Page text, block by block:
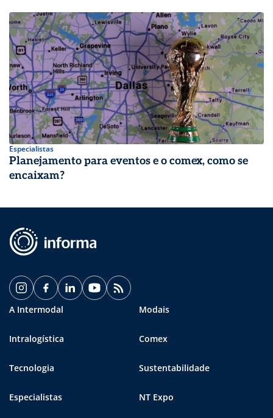
Especialistas
Planejamento para eventos e o comex, como se
encaixam?
A Intermodal Modais
Intralogística Comex
Tecnologia Sustentabilidade
Especialistas NT Expo